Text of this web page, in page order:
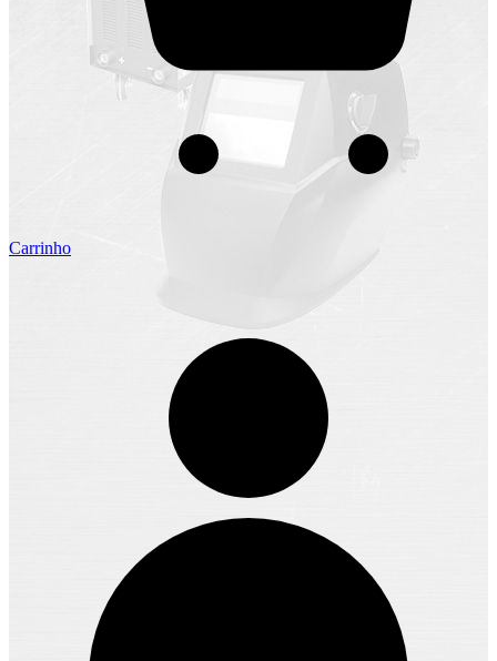
Carrinho